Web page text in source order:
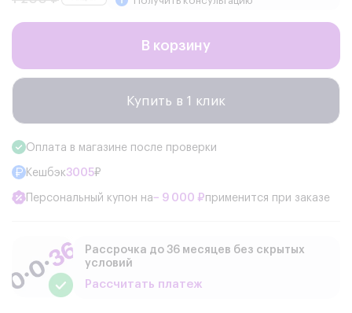
В корзину
Купить в 1 клик
Оплата в магазине после проверки
Кешбэк3005₽
Персональный купон на− 9 000 ₽применится при заказе
Рассрочка до 36 месяцев без скрытых
условий
Рассчитать платеж